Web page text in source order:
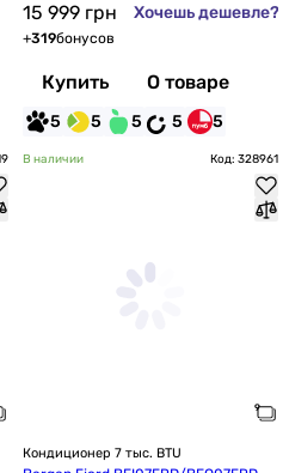
15 999 грн Хочешь дешевле?
+319бонусов
Купить О товаре
5 5 5 5 5
В наличии Код: 328961
Кондиционер 7 тыс. BTU